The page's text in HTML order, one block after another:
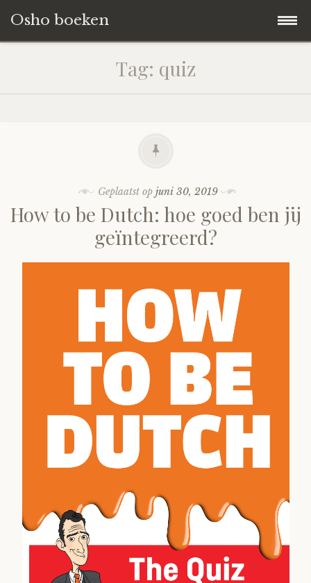
Osho boeken
inhoud
Tag: quiz
Geplaatst op juni 30, 2019
How to be Dutch: hoe goed ben jij
geïntegreerd?